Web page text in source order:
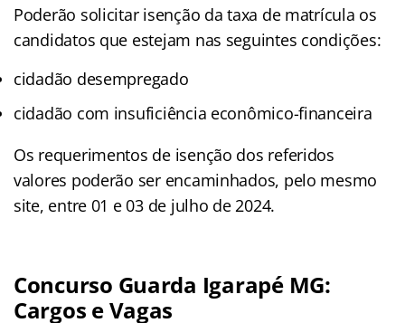
Poderão solicitar isenção da taxa de matrícula os
candidatos que estejam nas seguintes condições:
cidadão desempregado
cidadão com insuficiência econômico-financeira
Os requerimentos de isenção dos referidos
valores poderão ser encaminhados, pelo mesmo
site, entre 01 e 03 de julho de 2024.
Concurso Guarda Igarapé MG:
Cargos e Vagas